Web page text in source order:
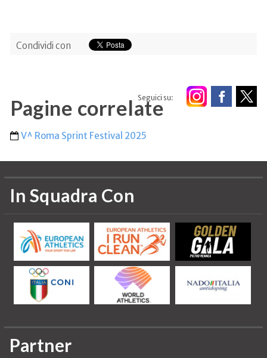
Condividi con
Seguici su:
Pagine correlate
V^ Roma Sprint Festival 2025
In Squadra Con
Partner